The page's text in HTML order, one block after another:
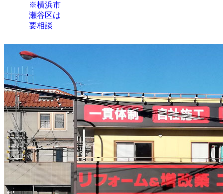
※横浜市
瀬谷区は
要相談